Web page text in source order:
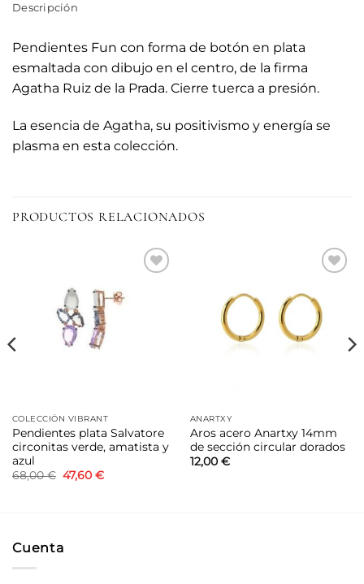
Descripción
Pendientes Fun con forma de botón en plata
esmaltada con dibujo en el centro, de la firma
Agatha Ruiz de la Prada. Cierre tuerca a presión.
La esencia de Agatha, su positivismo y energía se
plasma en esta colección.
PRODUCTOS RELACIONADOS
COLECCIÓN VIBRANT
Pendientes plata Salvatore
circonitas verde, amatista y
azul
68,00€ El
precio
47,60 €El
lista de
deseos
ANARTXY
Aros acero Anartxy 14mm
de sección circular dorados
12,00 €
Cuenta